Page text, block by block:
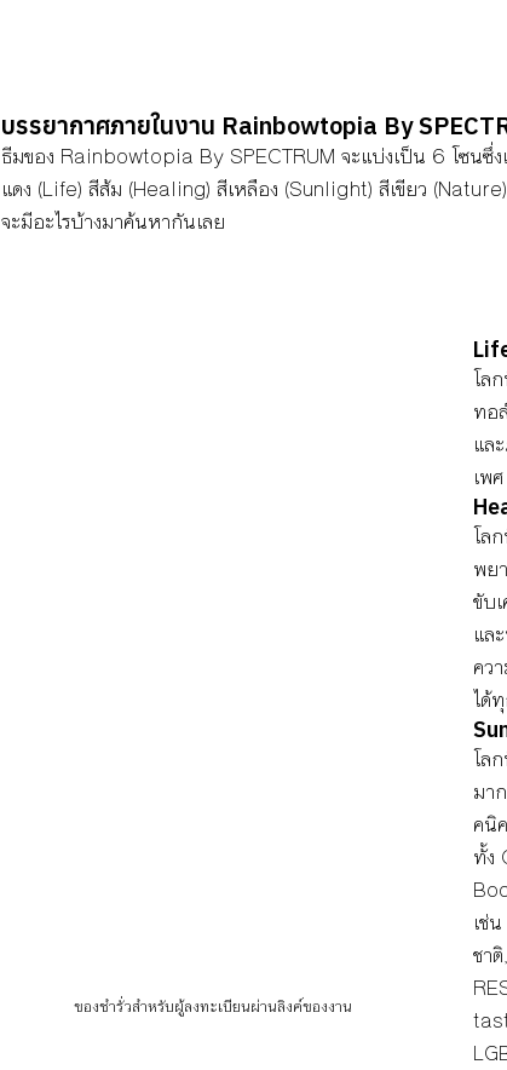
บรรยากาศภายในงาน Rainbowtopia By
ธีมของ Rainbowtopia By SPECTRUM จะแบ่งเป็น 6 โซนซึ่
แดง (Life) สีส้ม (Healing) สีเหลือง (Sunlight) สีเขียว
จะมีอะไรบ้างมาค้นหากันเลย
ของชำรั่วสำหรับผู้ลงทะเบียนผ่านลิงค์ของงาน
โล
ทอ
แล
เพศ
H
โล
พย
ขับ
แล
คว
ได้
โล
มา
คนิ
ทั้ง
เช่
ชา